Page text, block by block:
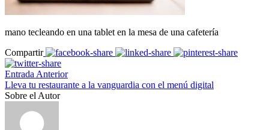
mano tecleando en una tablet en la mesa de una cafetería
Compartir
Entrada Anterior
Lleva tu restaurante a la vanguardia con el menú digital
Sobre el Autor